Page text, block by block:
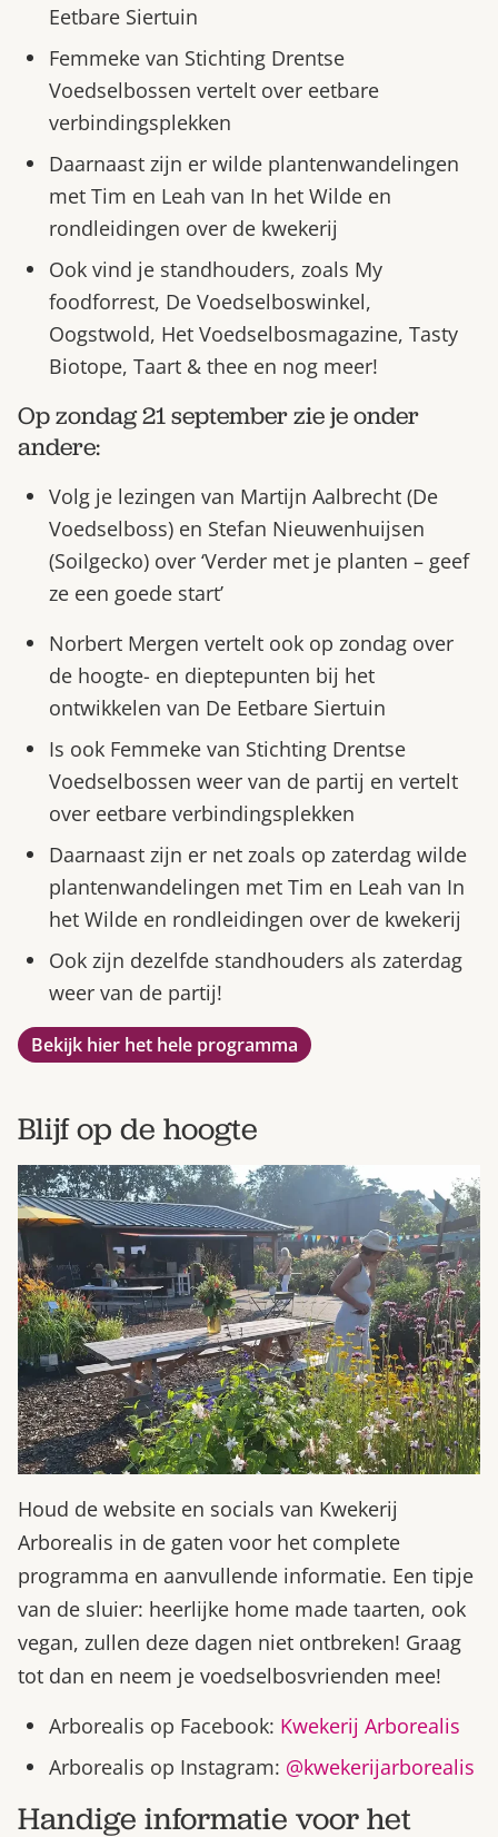
Eetbare Siertuin
Femmeke van Stichting Drentse
Voedselbossen vertelt over eetbare
verbindingsplekken
Daarnaast zijn er wilde plantenwandelingen
met Tim en Leah van In het Wilde en
rondleidingen over de kwekerij
Ook vind je standhouders, zoals My
foodforrest, De Voedselboswinkel,
Oogstwold, Het Voedselbosmagazine, Tasty
Biotope, Taart & thee en nog meer!
Op zondag 21 september zie je onder
andere:
Volg je lezingen van Martijn Aalbrecht (De
Voedselboss) en Stefan Nieuwenhuijsen
(Soilgecko) over ‘Verder met je planten – geef
ze een goede start’
Norbert Mergen vertelt ook op zondag over
de hoogte- en dieptepunten bij het
ontwikkelen van De Eetbare Siertuin
Is ook Femmeke van Stichting Drentse
Voedselbossen weer van de partij en vertelt
over eetbare verbindingsplekken
Daarnaast zijn er net zoals op zaterdag wilde
plantenwandelingen met Tim en Leah van In
het Wilde en rondleidingen over de kwekerij
Ook zijn dezelfde standhouders als zaterdag
weer van de partij!
Bekijk hier het hele programma
Blijf op de hoogte
Houd de website en socials van Kwekerij
Arborealis in de gaten voor het complete
programma en aanvullende informatie. Een tipje
van de sluier: heerlijke home made taarten, ook
vegan, zullen deze dagen niet ontbreken! Graag
tot dan en neem je voedselbosvrienden mee!
Arborealis op Facebook: Kwekerij Arborealis
Arborealis op Instagram: @kwekerijarborealis
Handige informatie voor het